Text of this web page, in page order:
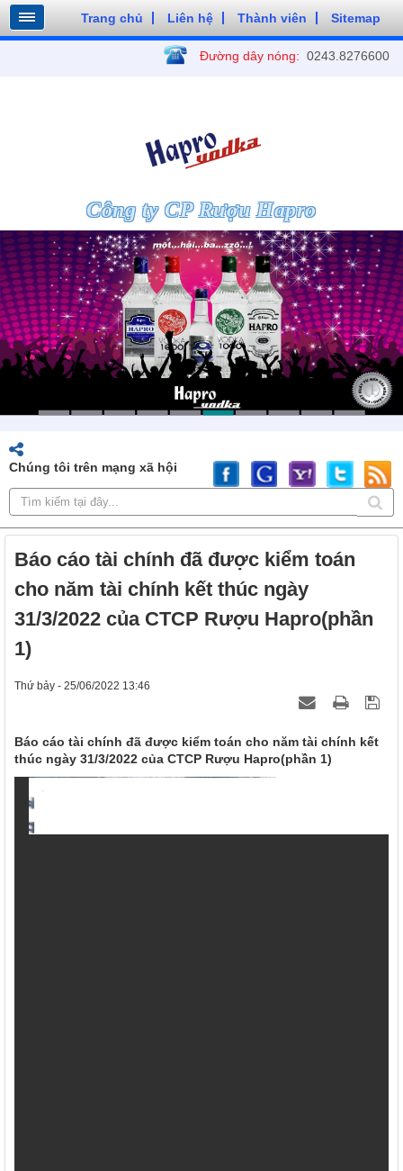
Trang chủ Liên hệ Thành viên Sitemap
Đường dây nóng: 0243.8276600
Công ty CP Rượu Hapro
Chúng tôi trên mạng xã hội
Báo cáo tài chính đã được kiểm toán
cho năm tài chính kết thúc ngày
31/3/2022 của CTCP Rượu Hapro(phần
1)
Thứ bảy - 25/06/2022 13:46
Báo cáo tài chính đã được kiểm toán cho năm tài chính kết
thúc ngày 31/3/2022 của CTCP Rượu Hapro(phần 1)